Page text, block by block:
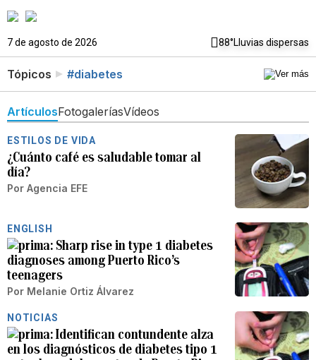
7 de agosto de 2026 88°Lluvias dispersas
Tópicos #diabetes
ArtículosFotogaleríasVídeos
ESTILOS DE VIDA
¿Cuánto café es saludable tomar al
día?
Por Agencia EFE
ENGLISH
Sharp rise in type 1 diabetes
diagnoses among Puerto Rico’s
teenagers
Por Melanie Ortiz Álvarez
NOTICIAS
Identifican contundente alza
en los diagnósticos de diabetes tipo 1